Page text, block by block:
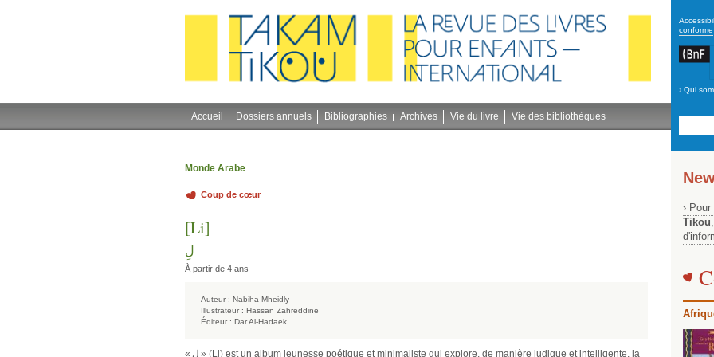
conforme
› Qui
Accueil Dossiers annuels Bibliographies Archives Vie du livre Vie des bibliothèques
Monde Arabe
Coup de cœur
[Li]
لِ
À partir de 4 ans
Auteur : Nabiha Mheidly
Illustrateur : Hassan Zahreddine
Éditeur : Dar Al-Hadaek
« لِ » (Li) est un album jeunesse poétique et minimaliste qui explore, de manière ludique et intelligente, la
›
Tikou